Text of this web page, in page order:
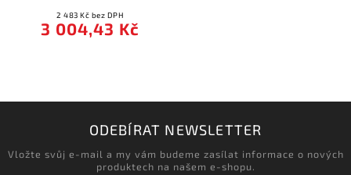
2 483 Kč bez DPH
3 004,43 Kč
ODEBÍRAT NEWSLETTER
Vložte svůj e-mail a my vám budeme zasílat informace o nových
produktech na našem e-shopu.